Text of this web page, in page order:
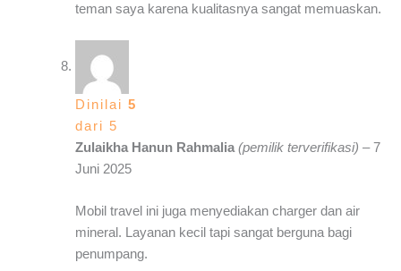
teman saya karena kualitasnya sangat memuaskan.
Dinilai 5
dari 5
Zulaikha Hanun Rahmalia (pemilik terverifikasi) – 7
Juni 2025
Mobil travel ini juga menyediakan charger dan air
mineral. Layanan kecil tapi sangat berguna bagi
penumpang.